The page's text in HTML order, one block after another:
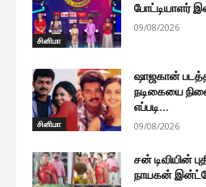
சினிமா
போட்டியாளர்
09/08/2026
சினிமா
ஷாஜகான்
நடிகையை
எப்படி...
09/08/2026
சன் டிவியின்
நாயகன்